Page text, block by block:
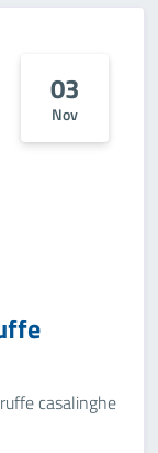
03
Nov
casalinghe